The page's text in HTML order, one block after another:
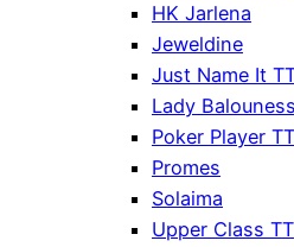
HK Jarlena
Jeweldine
Just Name It
Lady
Poker Player TT
Promes
Solaima
Upper Class TT